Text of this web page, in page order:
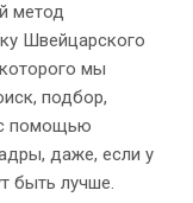
метод
Швейцарского
мы
подбор,
помощью
даже, если у
быть лучше.